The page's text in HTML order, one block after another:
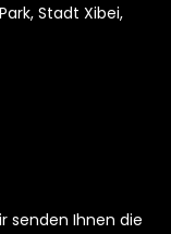
Stadt Xibei,
senden Ihnen die